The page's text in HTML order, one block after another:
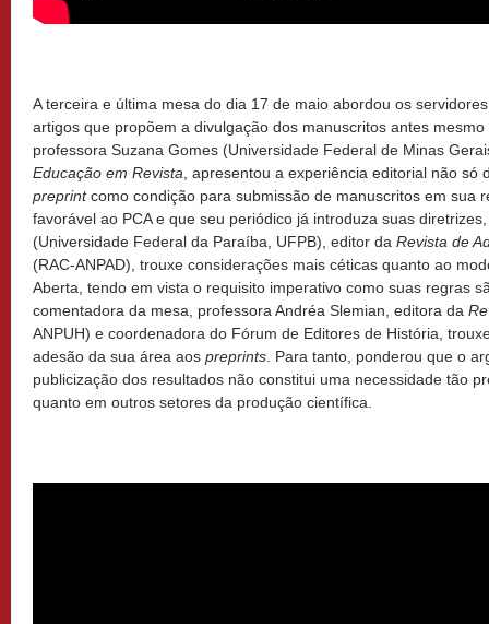
A terceira e última mesa do dia 17 de maio abordou os
artigos que propõem a divulgação dos manuscritos antes
professora Suzana Gomes (Universidade Federal de Minas
Educação em Revista , apresentou a experiência editorial não
preprintcomo condição para submissão de manuscritos em sua
favorável ao PCA e que seu periódico já introduza suas
(Universidade Federal da Paraíba, UFPB), editor da Revista de
(RAC-ANPAD), trouxe considerações mais céticas quanto ao
Aberta, tendo em vista o requisito imperativo como suas regras
comentadora da mesa, professora Andréa Slemian, editora da
ANPUH) e coordenadora do Fórum de Editores de História,
adesão da sua área aos preprints . Para tanto, ponderou que o
publicização dos resultados não constitui uma necessidade tão
quanto em outros setores da produção científica.